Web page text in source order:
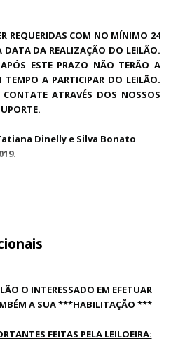
REQUERIDAS COM NO MÍNIMO 24
DATA DA REALIZAÇÃO DO LEILÃO.
ESTE PRAZO NÃO TERÃO A
TEMPO A PARTICIPAR DO LEILÃO.
ATRAVÉS DOS NOSSOS
Tatiana Dinelly e Silva Bonato
O INTERESSADO EM EFETUAR
A SUA ***HABILITAÇÃO ***
FEITAS PELA LEILOEIRA: